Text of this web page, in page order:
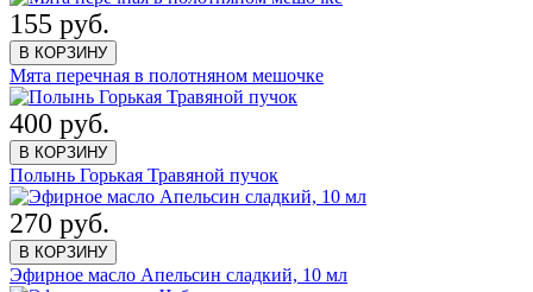
155 руб.
В КОРЗИНУ
Мята перечная в полотняном мешочке
400 руб.
В КОРЗИНУ
Полынь Горькая Травяной пучок
270 руб.
В КОРЗИНУ
Эфирное масло Апельсин сладкий, 10 мл